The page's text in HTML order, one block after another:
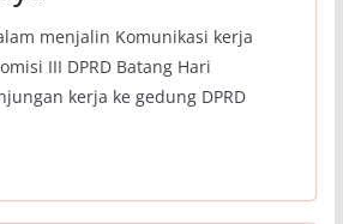
menjalin Komunikasi kerja
III DPRD Batang Hari
kerja ke gedung DPRD